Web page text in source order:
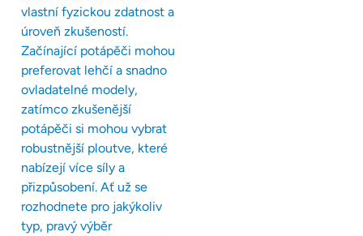
vlastní fyzickou zdatnost a
úroveň zkušeností.
Začínající potápěči mohou
preferovat lehčí a snadno
ovladatelné modely,
zatímco zkušenější
potápěči si mohou vybrat
robustnější ploutve, které
nabízejí více síly a
přizpůsobení. Ať už se
rozhodnete pro jakýkoliv
typ, pravý výběr